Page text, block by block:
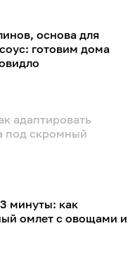
основа для
готовим дома
адаптировать
под скромный
минуты: как
омлет с овощами и